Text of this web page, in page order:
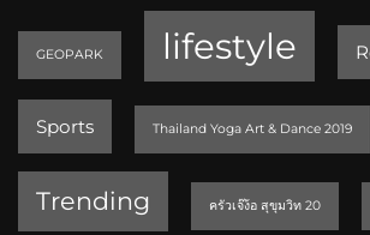
GEOPARK lifestyle
Sports Thailand Yoga Art & Dance 2019
Trending ครัวเจ๊ง้อ สุขุมวิท 20